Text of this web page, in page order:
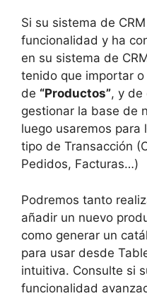
Si su sistema de
funcionalidad y ha
en su sistema de
tenido que importar
de “Productos”, y de
gestionar la base de
luego usaremos para
tipo de Transacción
Pedidos, Facturas…)
Podremos tanto
añadir un nuevo
como generar un
para usar desde
intuitiva. Consulte si
funcionalidad